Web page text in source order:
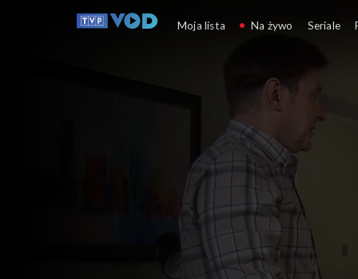
Klan
Moja lista Na żywo Seriale